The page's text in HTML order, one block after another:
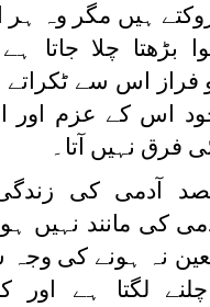
ہیں مگر وہ
بڑھتا چلا جاتا
فراز اس سے
اس کے عزم اور
فرق نہیں آتا۔
آدمی کی
کی مانند نہیں
نہ ہونے کی وجہ
لگتا ہے اور